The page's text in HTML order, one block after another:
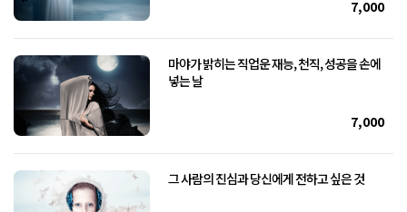
7,000
마야가 밝히는 직업운 재능, 천직, 성공을 손에
넣는 날
7,000
그 사람의 진심과 당신에게 전하고 싶은 것